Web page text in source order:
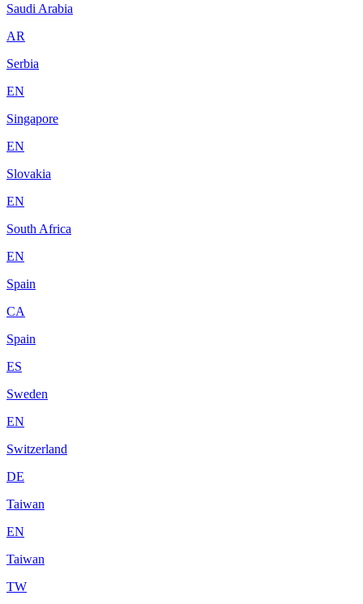
Saudi Arabia
AR
Serbia
EN
Singapore
EN
Slovakia
EN
South Africa
EN
Spain
CA
Spain
ES
Sweden
EN
Switzerland
DE
Taiwan
EN
Taiwan
TW